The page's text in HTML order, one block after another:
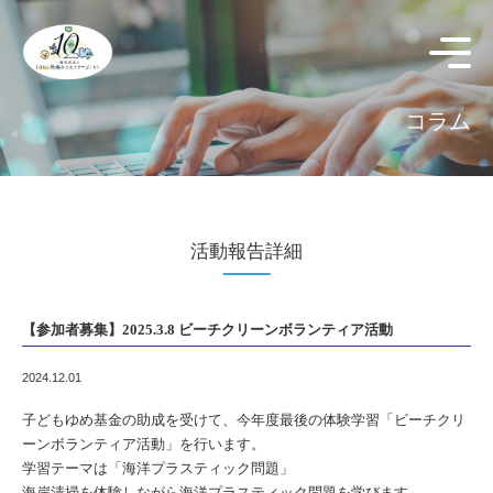
コラム
活動報告詳細
【参加者募集】2025.3.8 ビーチクリーンボランティア活動
2024.12.01
子どもゆめ基金の助成を受けて、今年度最後の体験学習「ビーチクリ
ーンボランティア活動」を行います。
学習テーマは「海洋プラスティック問題」